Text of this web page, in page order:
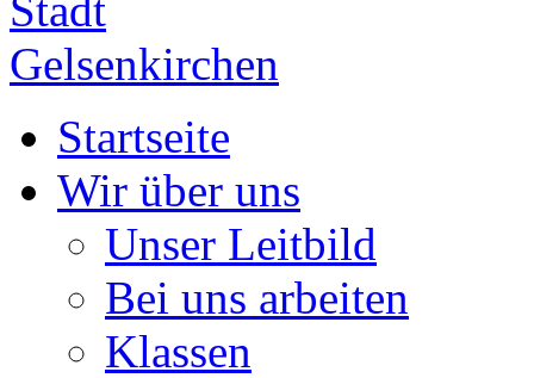
Startseite
Wir über uns
Unser Leitbild
Bei uns arbeiten
Klassen